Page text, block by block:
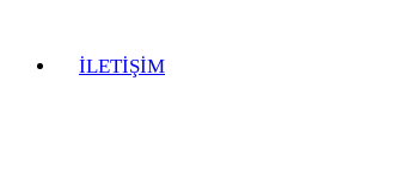
İLETİŞİM